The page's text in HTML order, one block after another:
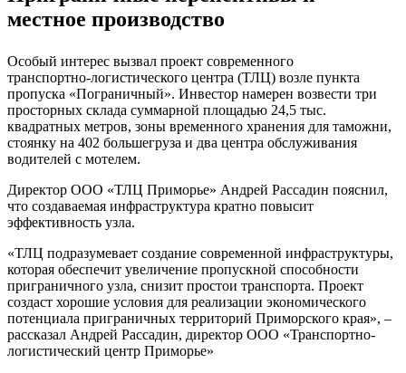
местное производство
Особый интерес вызвал проект современного
транспортно‑логистического центра (ТЛЦ) возле пункта
пропуска «Пограничный». Инвестор намерен возвести три
просторных склада суммарной площадью 24,5 тыс.
квадратных метров, зоны временного хранения для таможни,
стоянку на 402 большегруза и два центра обслуживания
водителей с мотелем.
Директор ООО «ТЛЦ Приморье» Андрей Рассадин пояснил,
что создаваемая инфраструктура кратно повысит
эффективность узла.
«ТЛЦ подразумевает создание современной инфраструктуры,
которая обеспечит увеличение пропускной способности
приграничного узла, снизит простои транспорта. Проект
создаст хорошие условия для реализации экономического
потенциала приграничных территорий Приморского края», –
рассказал Андрей Рассадин, директор ООО «Транспортно-
логистический центр Приморье»